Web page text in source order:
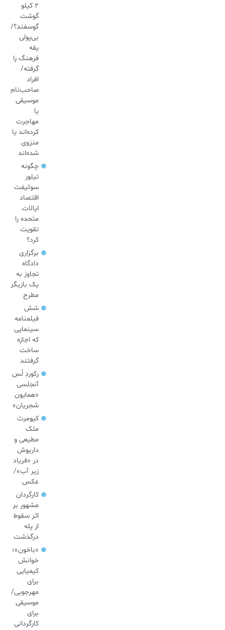
۲ کیلو
گوشت
گوسفند؟/
بی‌پولی
یقه
فرهنگ را
گرفته/
افراد
صاحب‌نام
موسیقی
یا
مهاجرت
کرده‌اند یا
منزوی
شده‌اند
چگونه
تیلور
سوئیفت
اقتصاد
ایالات
متحده را
تقویت
کرد؟
برگزاری
دادگاه
تجاوز به
یک بازیگر
مطرح
شش
فیلمنامه
سینمایی
که اجازه
ساخت
گرفتند
رکوردِ لُس
آنجلسی
«همایون
شجریان»
کیومرث
ملک
مطیعی و
داریوش
در «فریاد
زیر آب»/
عکس
کارگردان
مشهور بر
اثر سقوط
از پله
درگذشت
«باخون»‌؛
خوانش
کیمیایی
برای
مهرجویی/
موسیقی
برای
کارگردانی